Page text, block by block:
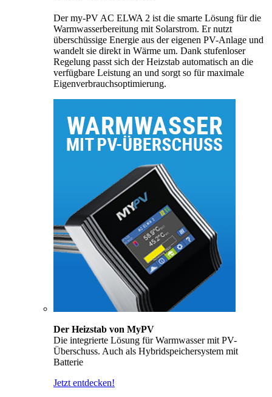
Der my-PV AC ELWA 2 ist die smarte Lösung für die
Warmwasserbereitung mit Solarstrom. Er nutzt
überschüssige Energie aus der eigenen PV-Anlage und
wandelt sie direkt in Wärme um. Dank stufenloser
Regelung passt sich der Heizstab automatisch an die
verfügbare Leistung an und sorgt so für maximale
Eigenverbrauchsoptimierung.
Der Heizstab von MyPV
Die integrierte Lösung für Warmwasser mit PV-
Überschuss. Auch als Hybridspeichersystem mit
Batterie
Jetzt entdecken!